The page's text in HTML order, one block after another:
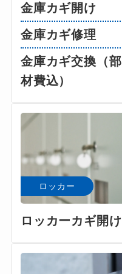
金庫カギ開け
金庫カギ修理
金庫カギ交換（部
材費込）
ロッカー
ロッカーカギ開け